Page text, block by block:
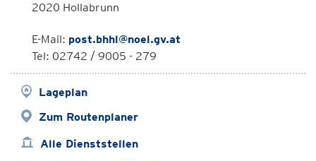
2020 Hollabrunn
E-Mail: post.bhhl@noel.gv.at
Tel: 02742 / 9005 - 279
Lageplan
Zum Routenplaner
Alle Dienststellen